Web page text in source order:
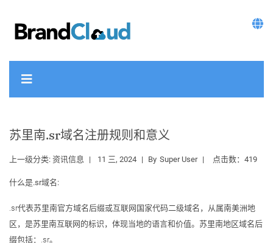
苏里南.sr域名注册规则和意义
上一级分类: 资讯信息 11 三, 2024 By Super User 点击数：419
什么是.sr域名:
.sr代表苏里南官方域名后缀或互联网国家代码二级域名，从属南美洲地
区，是苏里南互联网的标识，体现当地的语言和价值。苏里南地区域名后
缀包括：.sr。